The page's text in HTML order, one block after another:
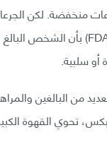
منخفضة. لكن
أو سلبية.
تحوي القهوة